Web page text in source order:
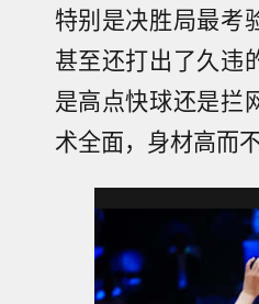
特别是决胜局最考
甚至还打出了久违
是高点快球还是拦
术全面，身材高而